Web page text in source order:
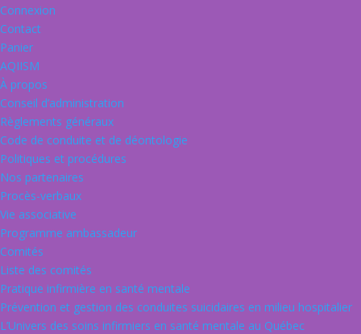
Connexion
Contact
Panier
AQIISM
À propos
Conseil d’administration
Règlements généraux
Code de conduite et de déontologie
Politiques et procédures
Nos partenaires
Procès-verbaux
Vie associative
Programme ambassadeur
Comités
Liste des comités
Pratique infirmière en santé mentale
Prévention et gestion des conduites suicidaires en milieu hospitalier
L’Univers des soins infirmiers en santé mentale au Québec